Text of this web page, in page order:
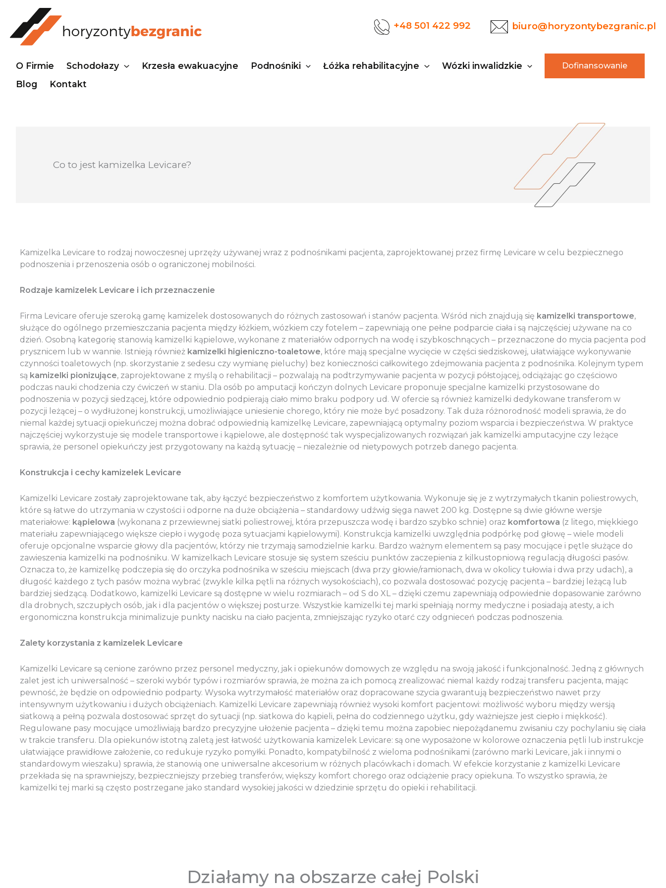
treści
+48 501 422 992 biuro@horyzontybezgranic.pl
O Firmie Schodołazy Krzesła ewakuacyjne Podnośniki Łóżka rehabilitacyjne Wózki inwalidzkie Dofinansowanie
Blog Kontakt
Co to jest kamizelka Levicare?
Kamizelka Levicare to rodzaj nowoczesnej uprzęży używanej wraz z podnośnikami pacjenta, zaprojektowanej przez firmę Levicare w celu bezpiecznego
podnoszenia i przenoszenia osób o ograniczonej mobilności.
Rodzaje kamizelek Levicare i ich przeznaczenie
Firma Levicare oferuje szeroką gamę kamizelek dostosowanych do różnych zastosowań i stanów pacjenta. Wśród nich znajdują się kamizelki transportowe,
służące do ogólnego przemieszczania pacjenta między łóżkiem, wózkiem czy fotelem – zapewniają one pełne podparcie ciała i są najczęściej używane na co
dzień. Osobną kategorię stanowią kamizelki kąpielowe, wykonane z materiałów odpornych na wodę i szybkoschnących – przeznaczone do mycia pacjenta pod
prysznicem lub w wannie. Istnieją również kamizelki higieniczno-toaletowe, które mają specjalne wycięcie w części siedziskowej, ułatwiające wykonywanie
czynności toaletowych (np. skorzystanie z sedesu czy wymianę pieluchy) bez konieczności całkowitego zdejmowania pacjenta z podnośnika. Kolejnym typem
są kamizelki pionizujące, zaprojektowane z myślą o rehabilitacji – pozwalają na podtrzymywanie pacjenta w pozycji półstojącej, odciążając go częściowo
podczas nauki chodzenia czy ćwiczeń w staniu. Dla osób po amputacji kończyn dolnych Levicare proponuje specjalne kamizelki przystosowane do
podnoszenia w pozycji siedzącej, które odpowiednio podpierają ciało mimo braku podpory ud. W ofercie są również kamizelki dedykowane transferom w
pozycji leżącej – o wydłużonej konstrukcji, umożliwiające uniesienie chorego, który nie może być posadzony. Tak duża różnorodność modeli sprawia, że do
niemal każdej sytuacji opiekuńczej można dobrać odpowiednią kamizelkę Levicare, zapewniającą optymalny poziom wsparcia i bezpieczeństwa. W praktyce
najczęściej wykorzystuje się modele transportowe i kąpielowe, ale dostępność tak wyspecjalizowanych rozwiązań jak kamizelki amputacyjne czy leżące
sprawia, że personel opiekuńczy jest przygotowany na każdą sytuację – niezależnie od nietypowych potrzeb danego pacjenta.
Konstrukcja i cechy kamizelek Levicare
Kamizelki Levicare zostały zaprojektowane tak, aby łączyć bezpieczeństwo z komfortem użytkowania. Wykonuje się je z wytrzymałych tkanin poliestrowych,
które są łatwe do utrzymania w czystości i odporne na duże obciążenia – standardowy udźwig sięga nawet 200 kg. Dostępne są dwie główne wersje
materiałowe: kąpielowa (wykonana z przewiewnej siatki poliestrowej, która przepuszcza wodę i bardzo szybko schnie) oraz komfortowa (z litego, miękkiego
materiału zapewniającego większe ciepło i wygodę poza sytuacjami kąpielowymi). Konstrukcja kamizelki uwzględnia podpórkę pod głowę – wiele modeli
oferuje opcjonalne wsparcie głowy dla pacjentów, którzy nie trzymają samodzielnie karku. Bardzo ważnym elementem są pasy mocujące i pętle służące do
zawieszenia kamizelki na podnośniku. W kamizelkach Levicare stosuje się system sześciu punktów zaczepienia z kilkustopniową regulacją długości pasów.
Oznacza to, że kamizelkę podczepia się do orczyka podnośnika w sześciu miejscach (dwa przy głowie/ramionach, dwa w okolicy tułowia i dwa przy udach), a
długość każdego z tych pasów można wybrać (zwykle kilka pętli na różnych wysokościach), co pozwala dostosować pozycję pacjenta – bardziej leżącą lub
bardziej siedzącą. Dodatkowo, kamizelki Levicare są dostępne w wielu rozmiarach – od S do XL – dzięki czemu zapewniają odpowiednie dopasowanie zarówno
dla drobnych, szczupłych osób, jak i dla pacjentów o większej posturze. Wszystkie kamizelki tej marki spełniają normy medyczne i posiadają atesty, a ich
ergonomiczna konstrukcja minimalizuje punkty nacisku na ciało pacjenta, zmniejszając ryzyko otarć czy odgnieceń podczas podnoszenia.
Zalety korzystania z kamizelek Levicare
Kamizelki Levicare są cenione zarówno przez personel medyczny, jak i opiekunów domowych ze względu na swoją jakość i funkcjonalność. Jedną z głównych
zalet jest ich uniwersalność – szeroki wybór typów i rozmiarów sprawia, że można za ich pomocą zrealizować niemal każdy rodzaj transferu pacjenta, mając
pewność, że będzie on odpowiednio podparty. Wysoka wytrzymałość materiałów oraz dopracowane szycia gwarantują bezpieczeństwo nawet przy
intensywnym użytkowaniu i dużych obciążeniach. Kamizelki Levicare zapewniają również wysoki komfort pacjentowi: możliwość wyboru między wersją
siatkową a pełną pozwala dostosować sprzęt do sytuacji (np. siatkowa do kąpieli, pełna do codziennego użytku, gdy ważniejsze jest ciepło i miękkość).
Regulowane pasy mocujące umożliwiają bardzo precyzyjne ułożenie pacjenta – dzięki temu można zapobiec niepożądanemu zwisaniu czy pochylaniu się ciała
w trakcie transferu. Dla opiekunów istotną zaletą jest łatwość użytkowania kamizelek Levicare: są one wyposażone w kolorowe oznaczenia pętli lub instrukcje
ułatwiające prawidłowe założenie, co redukuje ryzyko pomyłki. Ponadto, kompatybilność z wieloma podnośnikami (zarówno marki Levicare, jak i innymi o
standardowym wieszaku) sprawia, że stanowią one uniwersalne akcesorium w różnych placówkach i domach. W efekcie korzystanie z kamizelki Levicare
przekłada się na sprawniejszy, bezpieczniejszy przebieg transferów, większy komfort chorego oraz odciążenie pracy opiekuna. To wszystko sprawia, że
kamizelki tej marki są często postrzegane jako standard wysokiej jakości w dziedzinie sprzętu do opieki i rehabilitacji.
Działamy na obszarze całej Polski